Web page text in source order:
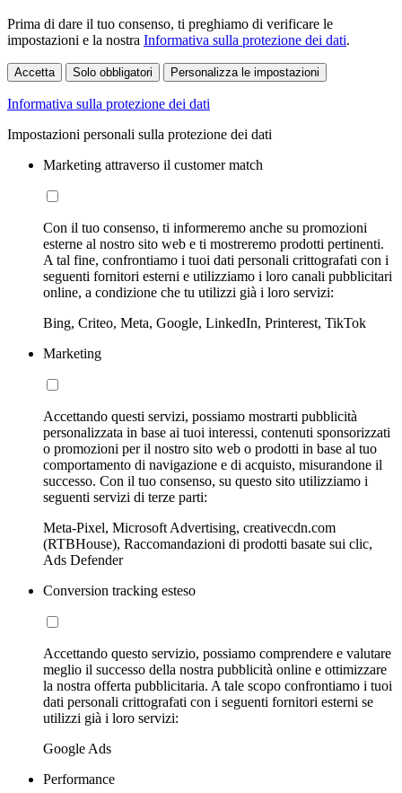
Prima di dare il tuo consenso, ti preghiamo di verificare le
impostazioni e la nostra Informativa sulla protezione dei dati.
Accetta Solo obbligatori Personalizza le impostazioni
Informativa sulla protezione dei dati
Impostazioni personali sulla protezione dei dati
Marketing attraverso il customer match
Con il tuo consenso, ti informeremo anche su promozioni
esterne al nostro sito web e ti mostreremo prodotti pertinenti.
A tal fine, confrontiamo i tuoi dati personali crittografati con i
seguenti fornitori esterni e utilizziamo i loro canali pubblicitari
online, a condizione che tu utilizzi già i loro servizi:
Bing, Criteo, Meta, Google, LinkedIn, Printerest, TikTok
Marketing
Accettando questi servizi, possiamo mostrarti pubblicità
personalizzata in base ai tuoi interessi, contenuti sponsorizzati
o promozioni per il nostro sito web o prodotti in base al tuo
comportamento di navigazione e di acquisto, misurandone il
successo. Con il tuo consenso, su questo sito utilizziamo i
seguenti servizi di terze parti:
Meta-Pixel, Microsoft Advertising, creativecdn.com
(RTBHouse), Raccomandazioni di prodotti basate sui clic,
Ads Defender
Conversion tracking esteso
Accettando questo servizio, possiamo comprendere e valutare
meglio il successo della nostra pubblicità online e ottimizzare
la nostra offerta pubblicitaria. A tale scopo confrontiamo i tuoi
dati personali crittografati con i seguenti fornitori esterni se
utilizzi già i loro servizi:
Google Ads
Performance